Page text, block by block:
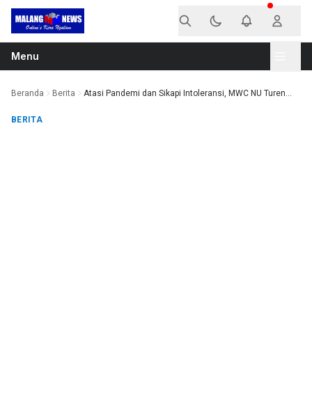
Langsung ke konten
Menu
Beranda Berita Atasi Pandemi dan Sikapi Intoleransi, MWC NU Turen...
BERITA